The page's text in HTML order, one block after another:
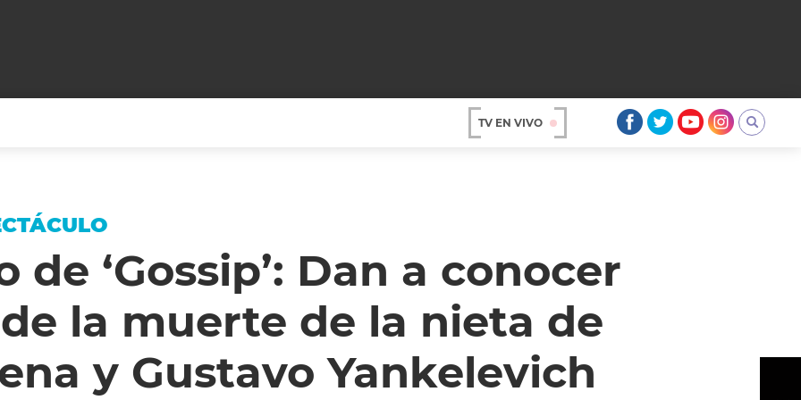
ARGENTINA
UN CAMBIO
ENTROMETIDOS EN LA TELE
MODO FONTEVECCHIA
PERIODISMO PURO
REPERFILAR
FIESTAS ARGENTINAS
BELLEZA FASHION
FULL FACE TV
DESAFÍO 10 AÑOS MENOS
AGENDA CORPORATIVA
TV EN VIVO
de ‘Gossip’: Dan a conocer
la muerte de la nieta de
y Gustavo Yankelevich